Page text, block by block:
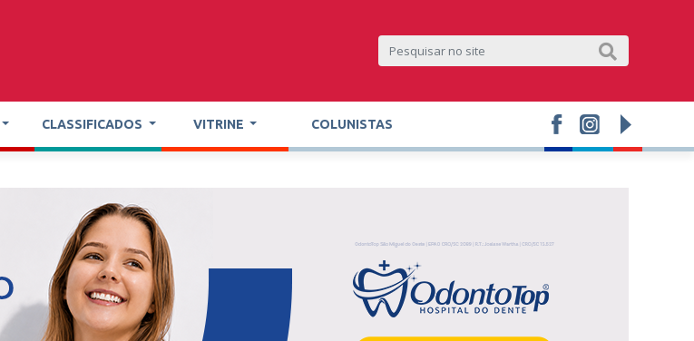
CLASSIFICADOS VITRINE COLUNISTAS